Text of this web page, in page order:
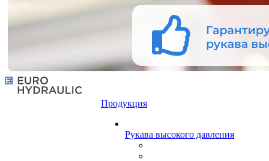
Продукция
Рукава высокого давления